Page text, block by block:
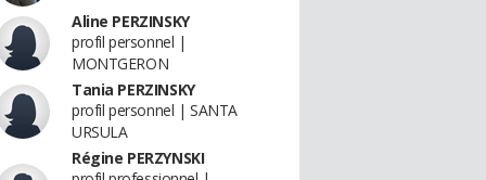
Aline PERZINSKY
profil personnel |
MONTGERON
Tania PERZINSKY
profil personnel | SANTA
URSULA
Régine PERZYNSKI